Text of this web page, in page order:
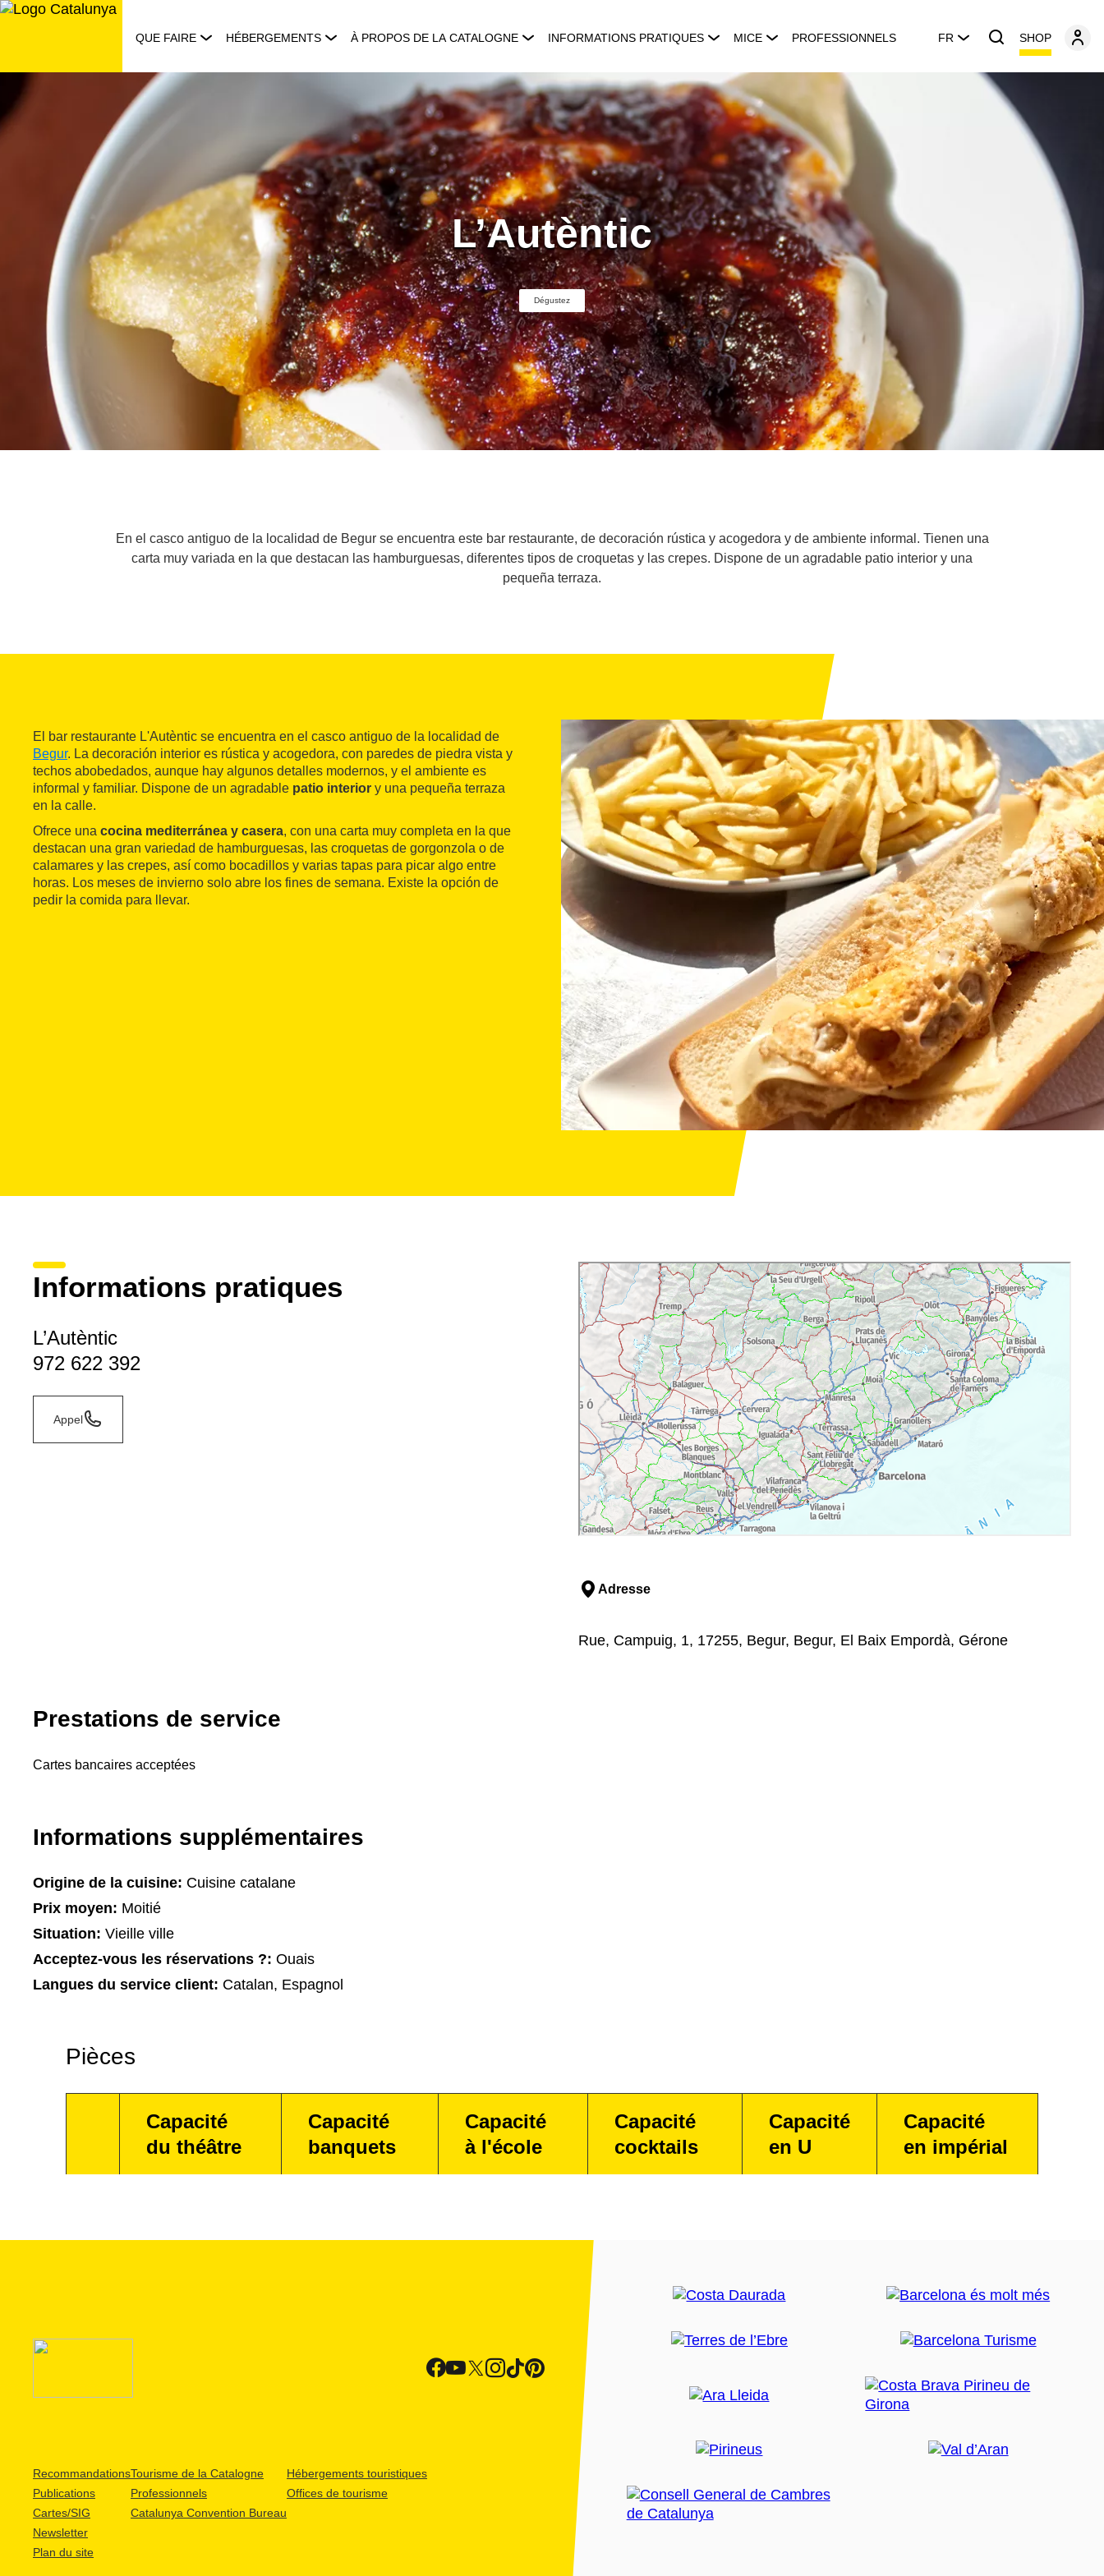
Aller
QUE FAIRE HÉBERGEMENTS À PROPOS DE LA CATALOGNE INFORMATIONS PRATIQUES MICE PROFESSIONNELS FR SHOP
L’Autèntic
Dégustez
En el casco antiguo de la localidad de Begur se encuentra este bar restaurante, de decoración rústica y acogedora y de ambiente informal. Tienen una
carta muy variada en la que destacan las hamburguesas, diferentes tipos de croquetas y las crepes. Dispone de un agradable patio interior y una
pequeña terraza.
El bar restaurante L'Autèntic se encuentra en el casco antiguo de la localidad de
Begur. La decoración interior es rústica y acogedora, con paredes de piedra vista y
techos abobedados, aunque hay algunos detalles modernos, y el ambiente es
informal y familiar. Dispone de un agradable patio interior y una pequeña terraza
en la calle.
Ofrece una cocina mediterránea y casera, con una carta muy completa en la que
destacan una gran variedad de hamburguesas, las croquetas de gorgonzola o de
calamares y las crepes, así como bocadillos y varias tapas para picar algo entre
horas. Los meses de invierno solo abre los fines de semana. Existe la opción de
pedir la comida para llevar.
Informations pratiques
L’Autèntic
972 622 392
Appel
Adresse
Rue, Campuig, 1, 17255, Begur, Begur, El Baix Empordà, Gérone
Prestations de service
Cartes bancaires acceptées
Informations supplémentaires
Origine de la cuisine: Cuisine catalane
Prix moyen: Moitié
Situation: Vieille ville
Acceptez-vous les réservations ?: Ouais
Langues du service client: Catalan, Espagnol
Pièces
Capacité
du théâtre
Capacité
banquets
Capacité
à l'école
Capacité
cocktails
Capacité
en U
Capacité
en impérial
Recommandations
Publications
Cartes/SIG
Newsletter
Plan du site
Tourisme de la Catalogne
Professionnels
Catalunya Convention Bureau
Hébergements touristiques
Offices de tourisme